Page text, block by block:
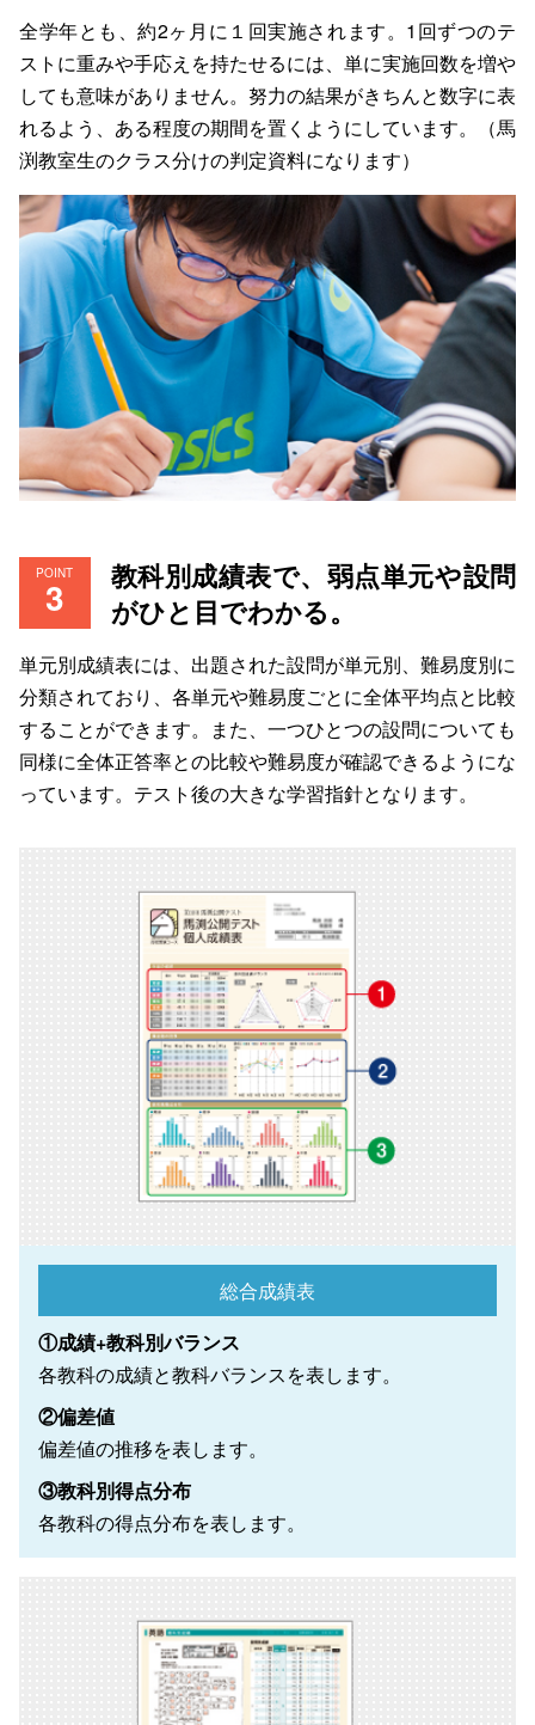
全学年とも、約2ヶ月に１回実施されます。1回ずつのテ
ストに重みや手応えを持たせるには、単に実施回数を増や
しても意味がありません。努力の結果がきちんと数字に表
れるよう、ある程度の期間を置くようにしています。（馬
渕教室生のクラス分けの判定資料になります）
POINT
教科別成績表で、弱点単元や設問
がひと目でわかる。
単元別成績表には、出題された設問が単元別、難易度別に
分類されており、各単元や難易度ごとに全体平均点と比較
することができます。また、一つひとつの設問についても
同様に全体正答率との比較や難易度が確認できるようにな
っています。テスト後の大きな学習指針となります。
総合成績表
①成績+教科別バランス
各教科の成績と教科バランスを表します。
②偏差値
偏差値の推移を表します。
③教科別得点分布
各教科の得点分布を表します。